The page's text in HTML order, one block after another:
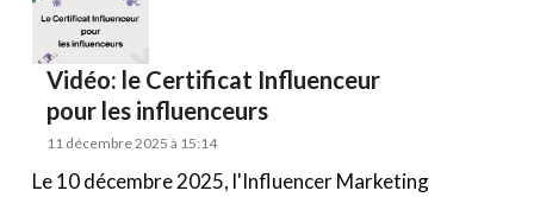
Vidéo: le Certificat Influenceur
pour les influenceurs
11 décembre 2025 à 15:14
Le 10 décembre 2025, l'Influencer Marketing